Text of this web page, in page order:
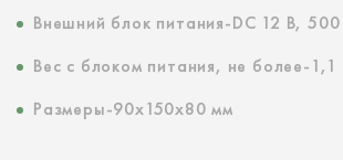
Внешний блок питания-DC 12 В,
Вес с блоком питания, не более-1,1
Размеры-90x150x80 мм